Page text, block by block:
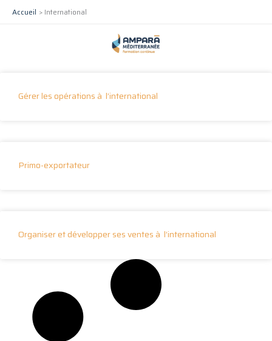
Accueil International
Gérer les opérations à l’international
Primo-exportateur
Organiser et développer ses ventes à l’international